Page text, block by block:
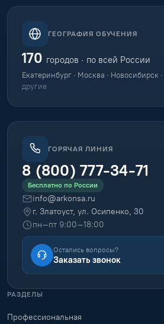
ГЕОГРАФИЯ ОБУЧЕНИЯ
170 городов · по всей России
Екатеринбург · Москва · Новосибирск
другие
ГОРЯЧАЯ ЛИНИЯ
8 (800) 777-34-71
Бесплатно по России
info@arkonsa.ru
г. Златоуст, ул. Осипенко, 30
пн–пт 9:00–18:00
Остались вопросы?
Заказать звонок
РАЗДЕЛЫ
Профессиональная